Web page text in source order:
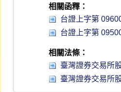
相關函釋：
台證上字第
台證上字第
相關法條：
臺灣證券交易所
臺灣證券交易所